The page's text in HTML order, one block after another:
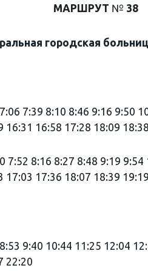
МАРШРУТ № 38
городская
7:39 8:10 8:46 9:16 9:50
16:31 16:58 17:28 18:09
7:52 8:16 8:27 8:48 9:19
17:03 17:36 18:07 18:39
9:40 10:44 11:25 12:04
22:20